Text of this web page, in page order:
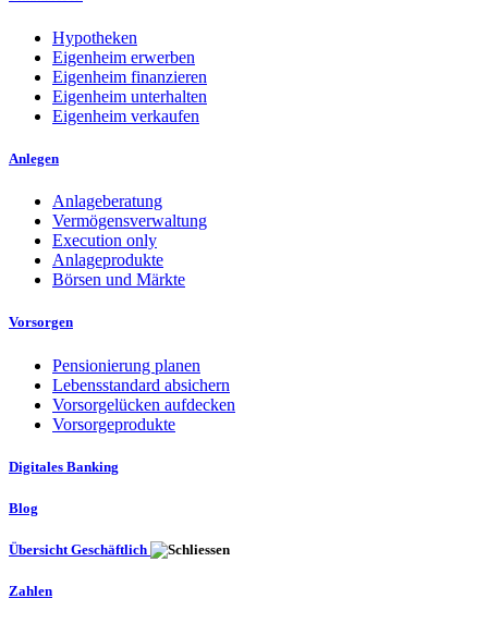
Hypotheken
Eigenheim erwerben
Eigenheim finanzieren
Eigenheim unterhalten
Eigenheim verkaufen
Anlegen
Anlageberatung
Vermögensverwaltung
Execution only
Anlageprodukte
Börsen und Märkte
Vorsorgen
Pensionierung planen
Lebensstandard absichern
Vorsorgelücken aufdecken
Vorsorgeprodukte
Digitales Banking
Blog
Übersicht Geschäftlich
Zahlen